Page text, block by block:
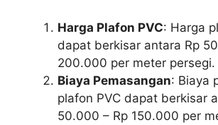
Harga Plafon PVC: Harga
dapat berkisar antara Rp
200.000 per meter persegi.
Biaya Pemasangan: Biaya
plafon PVC dapat berkisar
50.000 – Rp 150.000 per